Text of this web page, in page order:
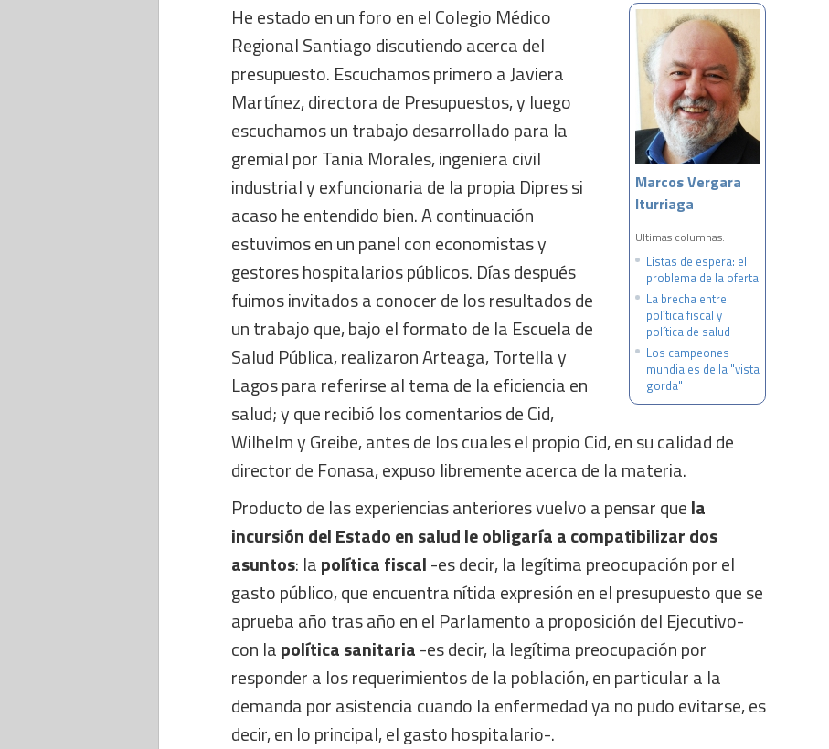
Marcos Vergara
Iturriaga
Ultimas columnas:
Listas de espera: el
problema de la oferta
La brecha entre
política fiscal y
política de salud
Los campeones
mundiales de la "vista
gorda"
He estado en un foro en el Colegio Médico
Regional Santiago discutiendo acerca del
presupuesto. Escuchamos primero a Javiera
Martínez, directora de Presupuestos, y luego
escuchamos un trabajo desarrollado para la
gremial por Tania Morales, ingeniera civil
industrial y exfuncionaria de la propia Dipres si
acaso he entendido bien. A continuación
estuvimos en un panel con economistas y
gestores hospitalarios públicos. Días después
fuimos invitados a conocer de los resultados de
un trabajo que, bajo el formato de la Escuela de
Salud Pública, realizaron Arteaga, Tortella y
Lagos para referirse al tema de la eficiencia en
salud; y que recibió los comentarios de Cid,
Wilhelm y Greibe, antes de los cuales el propio Cid, en su calidad de
director de Fonasa, expuso libremente acerca de la materia.
Producto de las experiencias anteriores vuelvo a pensar quela
incursión del Estado en salud le obligaría a compatibilizar dos
asuntos: lapolítica fiscal-es decir, la legítima preocupación por el
gasto público, que encuentra nítida expresión en el presupuesto que se
aprueba año tras año en el Parlamento a proposición del Ejecutivo-
con lapolítica sanitaria-es decir, la legítima preocupación por
responder a los requerimientos de la población, en particular a la
demanda por asistencia cuando la enfermedad ya no pudo evitarse, es
decir, en lo principal, el gasto hospitalario-.